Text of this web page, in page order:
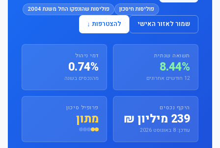
פוליסות חיסכון פוליסות שהונפקו החל משנת 2004
שמור לאזור האישי להצטרפות ↓
תשואה שנתית
8.44%
12 חודשים אחרונים
דמי ניהול
0.74%
מהנכסים בשנה
היקף נכסים
239 מיליון ₪
עודכן: 8 באוגוסט 2026
פרופיל סיכון
מתון